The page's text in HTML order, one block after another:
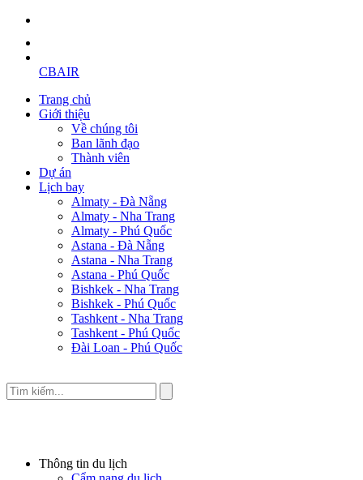
CBAIR
Trang chủ
Giới thiệu
Về chúng tôi
Ban lãnh đạo
Thành viên
Dự án
Lịch bay
Almaty - Đà Nẵng
Almaty - Nha Trang
Almaty - Phú Quốc
Astana - Đà Nẵng
Astana - Nha Trang
Astana - Phú Quốc
Bishkek - Nha Trang
Bishkek - Phú Quốc
Tashkent - Nha Trang
Tashkent - Phú Quốc
Đài Loan - Phú Quốc
Thông tin du lịch